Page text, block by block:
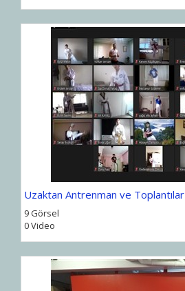
Uzaktan Antrenman ve Toplantılar
9 Görsel
0 Video